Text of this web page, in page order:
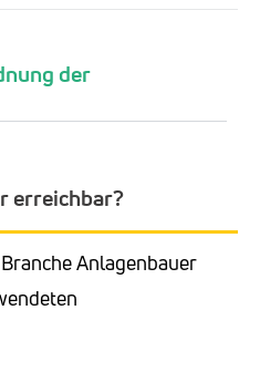
der
erreichbar?
Anlagenbauer